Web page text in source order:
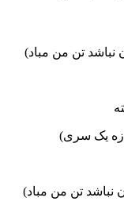
(چو ایران نباشد تن من مباد)